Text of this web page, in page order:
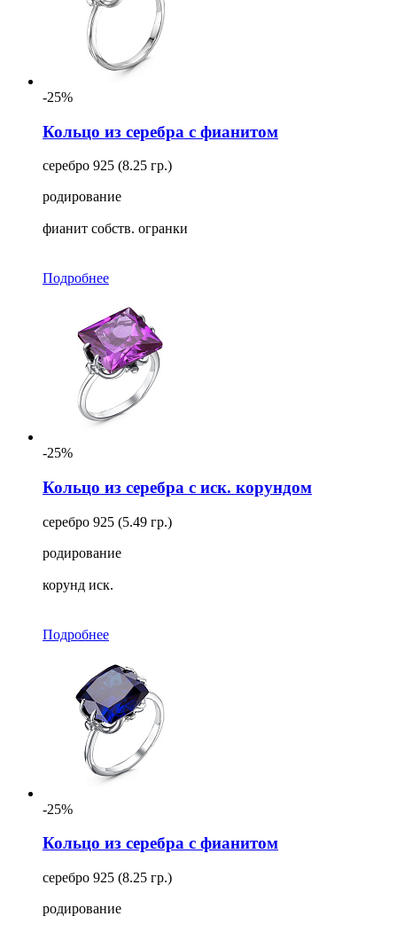
-25%
Кольцо из серебра с фианитом
серебро 925 (8.25 гр.)
родирование
фианит собств. огранки
Подробнее
-25%
Кольцо из серебра с иск. корундом
серебро 925 (5.49 гр.)
родирование
корунд иск.
Подробнее
-25%
Кольцо из серебра с фианитом
серебро 925 (8.25 гр.)
родирование